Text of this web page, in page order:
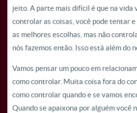
jeito. A parte mais difícil é que na vida
controlar as coisas, você pode tentar
as melhores escolhas, mas não
nós fazemos então. Isso está além do
Vamos pensar um pouco em
como controlar. Muita coisa fora do
como controlar quando e se vamos
Quando se apaixona por alguém você